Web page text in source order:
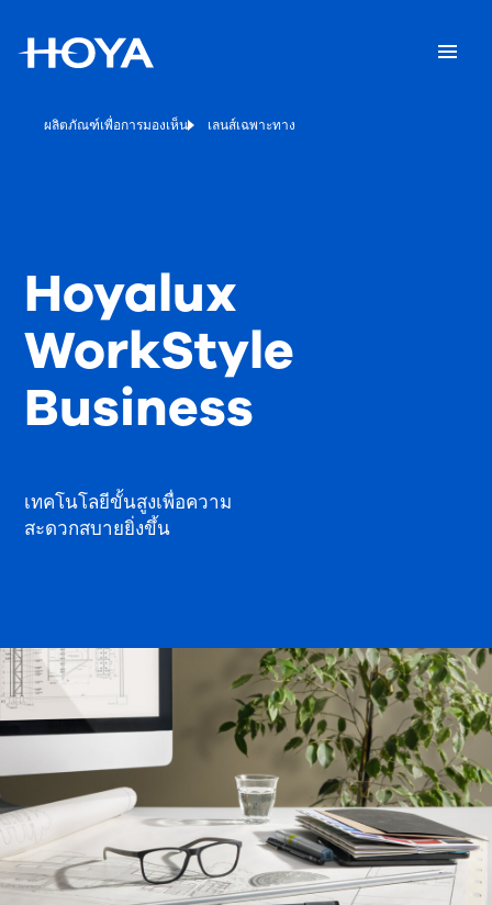
ผลิตภัณฑ์เพื่อการมองเห็น เลนส์เฉพาะทาง
เทคโนโลยีขั้นสูงเพื่อความ
สะดวกสบายยิ่งขึ้น
Hoyalux
WorkStyle
Business